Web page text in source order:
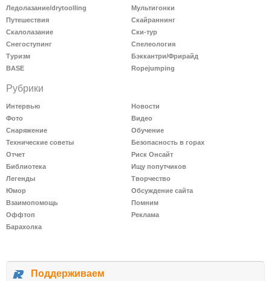
Ледолазание/drytoolling
Мультигонки
Путешествия
Скайраннинг
Скалолазание
Ски-тур
Снегоступинг
Спелеология
Туризм
Бэккантри/Фрирайд
BASE
Ropejumping
Рубрики
Интервью
Новости
Фото
Видео
Снаряжение
Обучение
Технические советы
Безопасность в горах
Отчет
Риск Онсайт
Библиотека
Ищу попутчиков
Легенды
Творчество
Юмор
Обсуждение сайта
Взаимопомощь
Помним
Оффтоп
Реклама
Барахолка
Поддерживаем